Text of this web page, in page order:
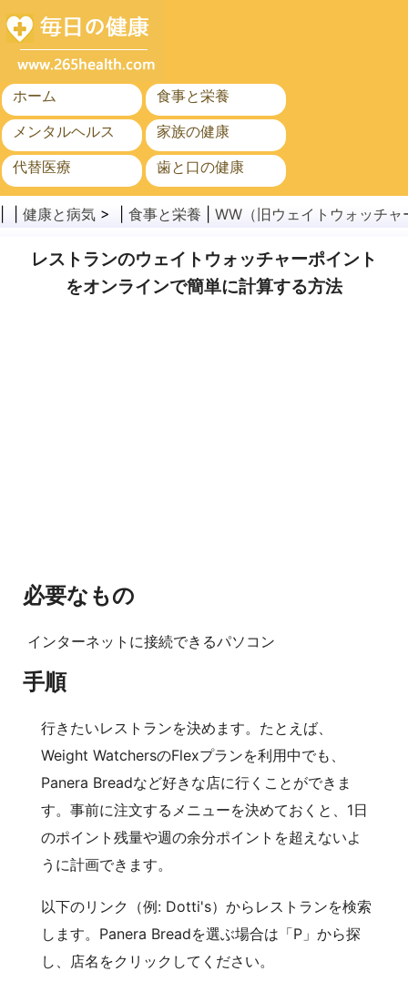
ホーム
食事と栄養
メンタルヘルス
家族の健康
代替医療
歯と口の健康
がん
公衆衛生
健康と病気 > | 食事と栄養 WW（旧ウェイトウォッチャ
レストランのウェイトウォッチャーポイント
をオンラインで簡単に計算する方法
必要なもの
インターネットに接続できるパソコン
手順
行きたいレストランを決めます。たとえば、
Weight WatchersのFlexプランを利用中でも、
Panera Breadなど好きな店に行くことができま
す。事前に注文するメニューを決めておくと、1日
のポイント残量や週の余分ポイントを超えないよ
うに計画できます。
以下のリンク（例: Dotti's）からレストランを検索
します。Panera Breadを選ぶ場合は「P」から探
し、店名をクリックしてください。